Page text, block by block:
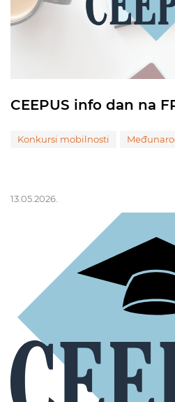
CEEPUS info dan na
Konkursi mobilnosti
13.05.2026.